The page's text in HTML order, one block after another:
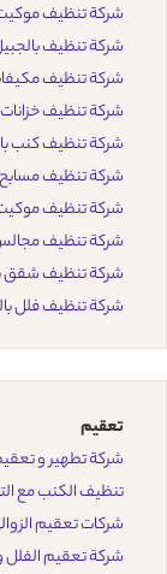
شركة تنظيف موكيت
شركة تنظيف
شركة تنظيف
شركة تنظيف
شركة تنظيف كنب
شركة تنظيف مسابح
شركة تنظيف
شركة تنظيف
شركة تنظيف شقق
شركة تنظيف فلل
تعقيم
شركة تطهير و
تنظيف الكنب مع
شركات تعقيم
شركة تعقيم الفلل